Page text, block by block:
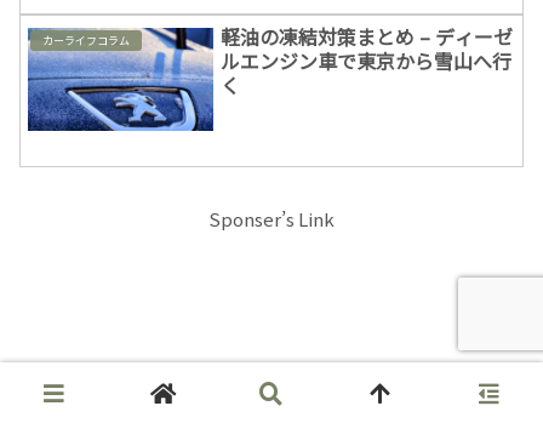
カーライフコラム
軽油の凍結対策まとめ – ディーゼ
ルエンジン車で東京から雪山へ行
く
Sponser’s Link